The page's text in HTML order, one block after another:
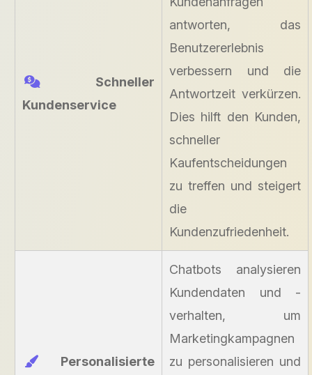
Schneller
Kundenservice
antworten, das
Benutzererlebnis
verbessern und die
Antwortzeit verkürzen.
Dies hilft den Kunden,
schneller
Kaufentscheidungen
zu treffen und steigert
die
Kundenzufriedenheit.
Personalisierte
Chatbots analysieren
Kundendaten und -
verhalten, um
Marketingkampagnen
zu personalisieren und